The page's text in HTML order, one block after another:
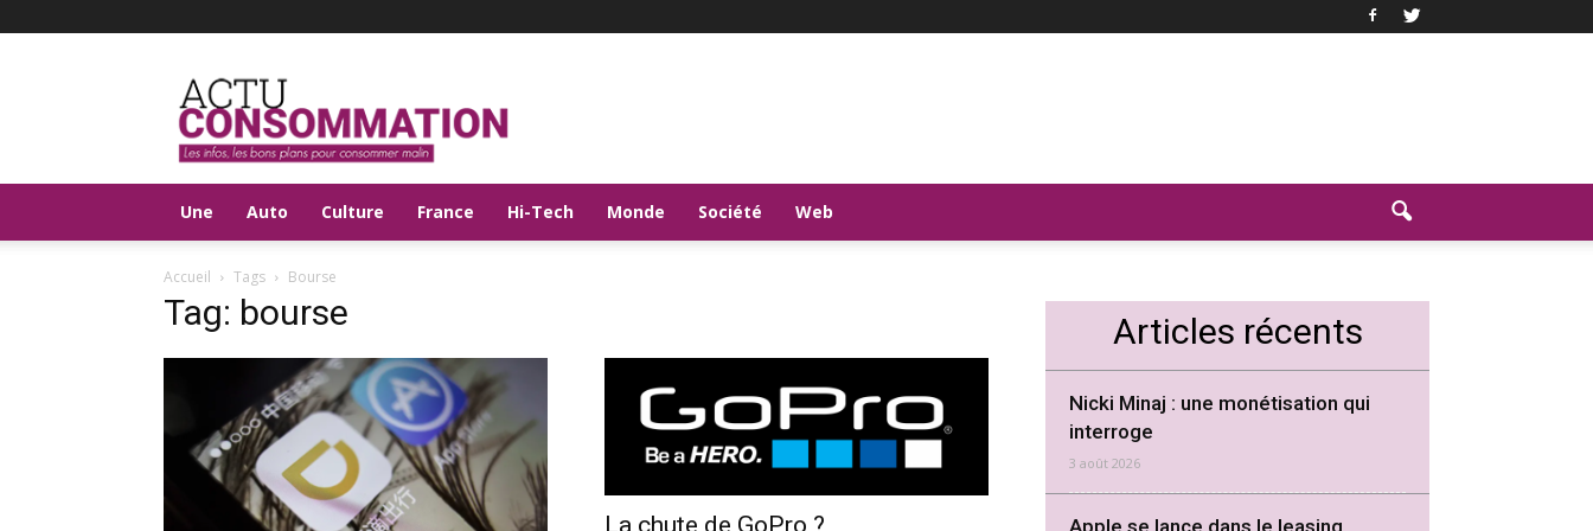
Actu
Consommation
Une Auto Culture France Hi-Tech Monde Société Web
Accueil Tags Bourse
Tag: bourse
La chute de GoPro ?
Articles récents
Nicki Minaj : une monétisation qui
interroge
3 août 2026
Apple se lance dans le leasing